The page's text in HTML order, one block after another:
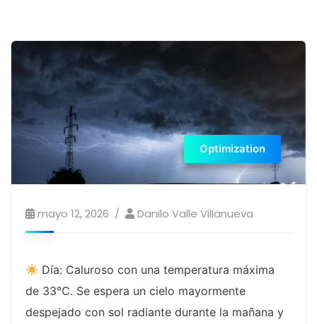
Optimization
mayo 12, 2026 Danilo Valle Villanueva
Día: Caluroso con una temperatura máxima
de 33°C. Se espera un cielo mayormente
despejado con sol radiante durante la mañana y